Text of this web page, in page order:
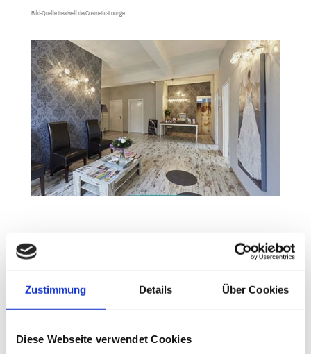
Zustimmung Details Über Cookies
Diese Webseite verwendet Cookies
Bild-Quelle treatwell.de/Cosmetic-Lounge
Willkommen bei Cosmetic-Lounge
Wir sind Ihr fachlich kompetentes und zuverlässiges
Kosmetikstudio in Hamburg Tonndorf und bieten Ihnen
Qualität.